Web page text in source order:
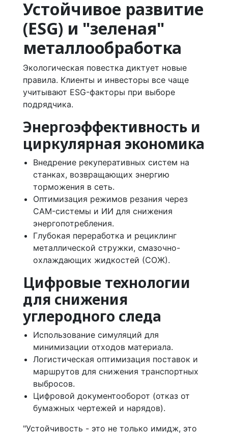
Устойчивое развитие
(ESG) и "зеленая"
металлообработка
Экологическая повестка диктует новые
правила. Клиенты и инвесторы все чаще
учитывают ESG-факторы при выборе
подрядчика.
Энергоэффективность и
циркулярная экономика
Внедрение рекуперативных систем на
станках, возвращающих энергию
торможения в сеть.
Оптимизация режимов резания через
CAM-системы и ИИ для снижения
энергопотребления.
Глубокая переработка и рециклинг
металлической стружки, смазочно-
охлаждающих жидкостей (СОЖ).
Цифровые технологии
для снижения
углеродного следа
Использование симуляций для
минимизации отходов материала.
Логистическая оптимизация поставок и
маршрутов для снижения транспортных
выбросов.
Цифровой документооборот (отказ от
бумажных чертежей и нарядов).
"Устойчивость - это не только имидж, это